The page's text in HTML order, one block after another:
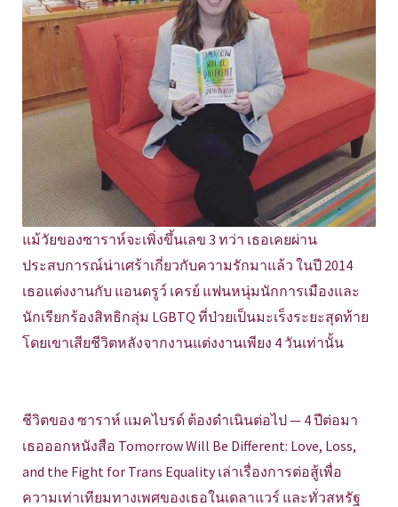
แม้วัยของซาราห์จะเพิ่งขึ้นเลข 3 ทว่า เธอเคยผ่าน
ประสบการณ์น่าเศร้าเกี่ยวกับความรักมาแล้ว ในปี 2014
เธอแต่งงานกับ แอนดรูว์ เครย์ แฟนหนุ่มนักการเมืองและ
นักเรียกร้องสิทธิกลุ่ม LGBTQ ที่ป่วยเป็นมะเร็งระยะสุดท้าย
โดยเขาเสียชีวิตหลังจากงานแต่งงานเพียง 4 วันเท่านั้น
ชีวิตของ ซาราห์ แมคไบรด์ ต้องดำเนินต่อไป — 4 ปีต่อมา
เธอออกหนังสือ Tomorrow Will Be Different: Love, Loss,
and the Fight for Trans Equality เล่าเรื่องการต่อสู้เพื่อ
ความเท่าเทียมทางเพศของเธอในเดลาแวร์ และทั่วสหรัฐ